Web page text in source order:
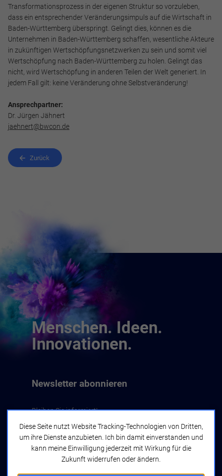
Transformationsprozess in der eigenen Struktur so vorzuleben,
dass ein entsprechender Veränderungsimpuls auf die Wirtschaft in
Baden-Württemberg überspringt. Gelingt dies, können es die
Unternehmen in Baden-Württemberg schaffen, wesentliche Akteure
in zukünftigen Wertschöpfungsnetzwerken zu sein und somit viel
Wertschöpfung nach Baden-Württemberg zu holen. Gelingt das
nicht, wird Wertschöpfung in anderen Teilen der Welt generiert. In
jedem Fall gilt: keine Veränderung ohne Selbstveränderung!
Ansprechpartner:
Dr. Jürgen Jähnert
jaehnert@bwcon.de
Zurück
Menschen. Ideen.
Innovationen.
Newsletter abonnieren
Bleiben Sie informiert!
Jetzt abonnieren
Diese Seite nutzt Website Tracking-Technologien von Dritten,
um ihre Dienste anzubieten. Ich bin damit einverstanden und
kann meine Einwilligung jederzeit mit Wirkung für die
Zukunft widerrufen oder ändern.